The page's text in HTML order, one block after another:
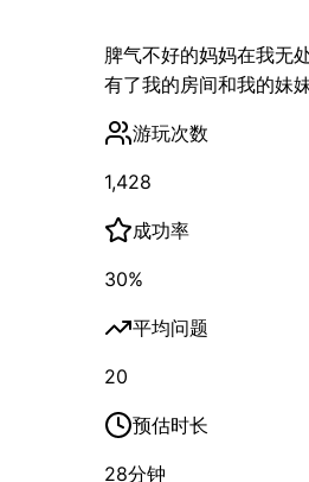
脾气不好的妈妈在我无
有了我的房间和我的妹
游玩次数
1,428
成功率
30%
平均问题
20
预估时长
28分钟